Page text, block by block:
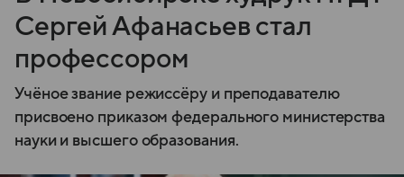
Сергей Афанасьев стал
профессором
Учёное звание режиссёру и преподавателю
присвоено приказом федерального министерства
науки и высшего образования.